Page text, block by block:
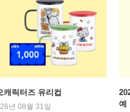
릭터즈 유리컵
년 08월 31일
예